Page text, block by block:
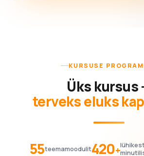
KURSUSE
Üks kursus
terveks eluks
55teemamoodulit420+